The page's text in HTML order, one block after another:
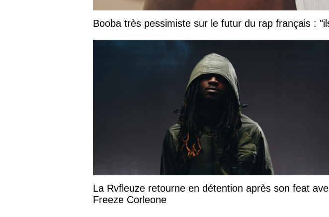
Booba très pessimiste sur le futur du rap français :
La Rvfleuze retourne en détention après son feat
Freeze Corleone